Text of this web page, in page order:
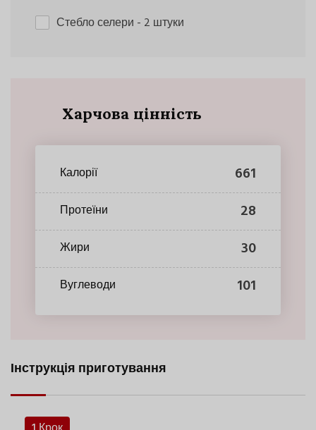
Стебло селери - 2 штуки
Харчова цінність
Калорії 661
Протеїни 28
Жири 30
Вуглеводи 101
Інструкція приготування